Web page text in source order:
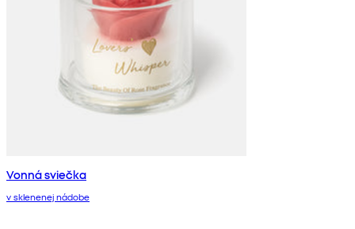
Vonná sviečka
v sklenenej nádobe